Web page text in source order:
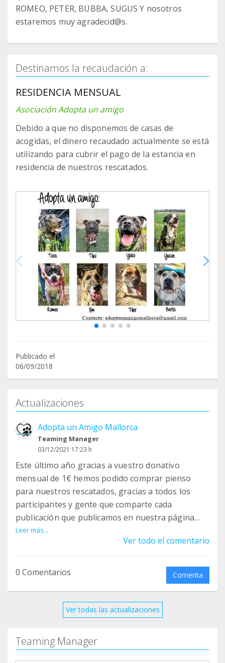
ROMEO, PETER, BUBBA, SUGUS Y nosotros
estaremos muy agradecid@s.
Destinamos la recaudación a:
RESIDENCIA MENSUAL
Asociación Adopta un amigo
Debido a que no disponemos de casas de
acogidas, el dinero recaudado actualmente se está
utilizando para cubrir el pago de la estancia en
residencia de nuestros rescatados.
Publicado el
06/09/2018
Actualizaciones
Adopta un Amigo Mallorca
Teaming Manager
03/12/2021 17:23 h
Este último año gracias a vuestro donativo
mensual de 1€ hemos podido comprar pienso
para nuestros rescatados, gracias a todos los
participantes y gente que comparte cada
publicación que publicamos en nuestra página
para que llegue a mucha más gente
Leer más...
Ver todo el comentario
0 Comentarios Comenta
Ver todas las actualizaciones
Teaming Manager